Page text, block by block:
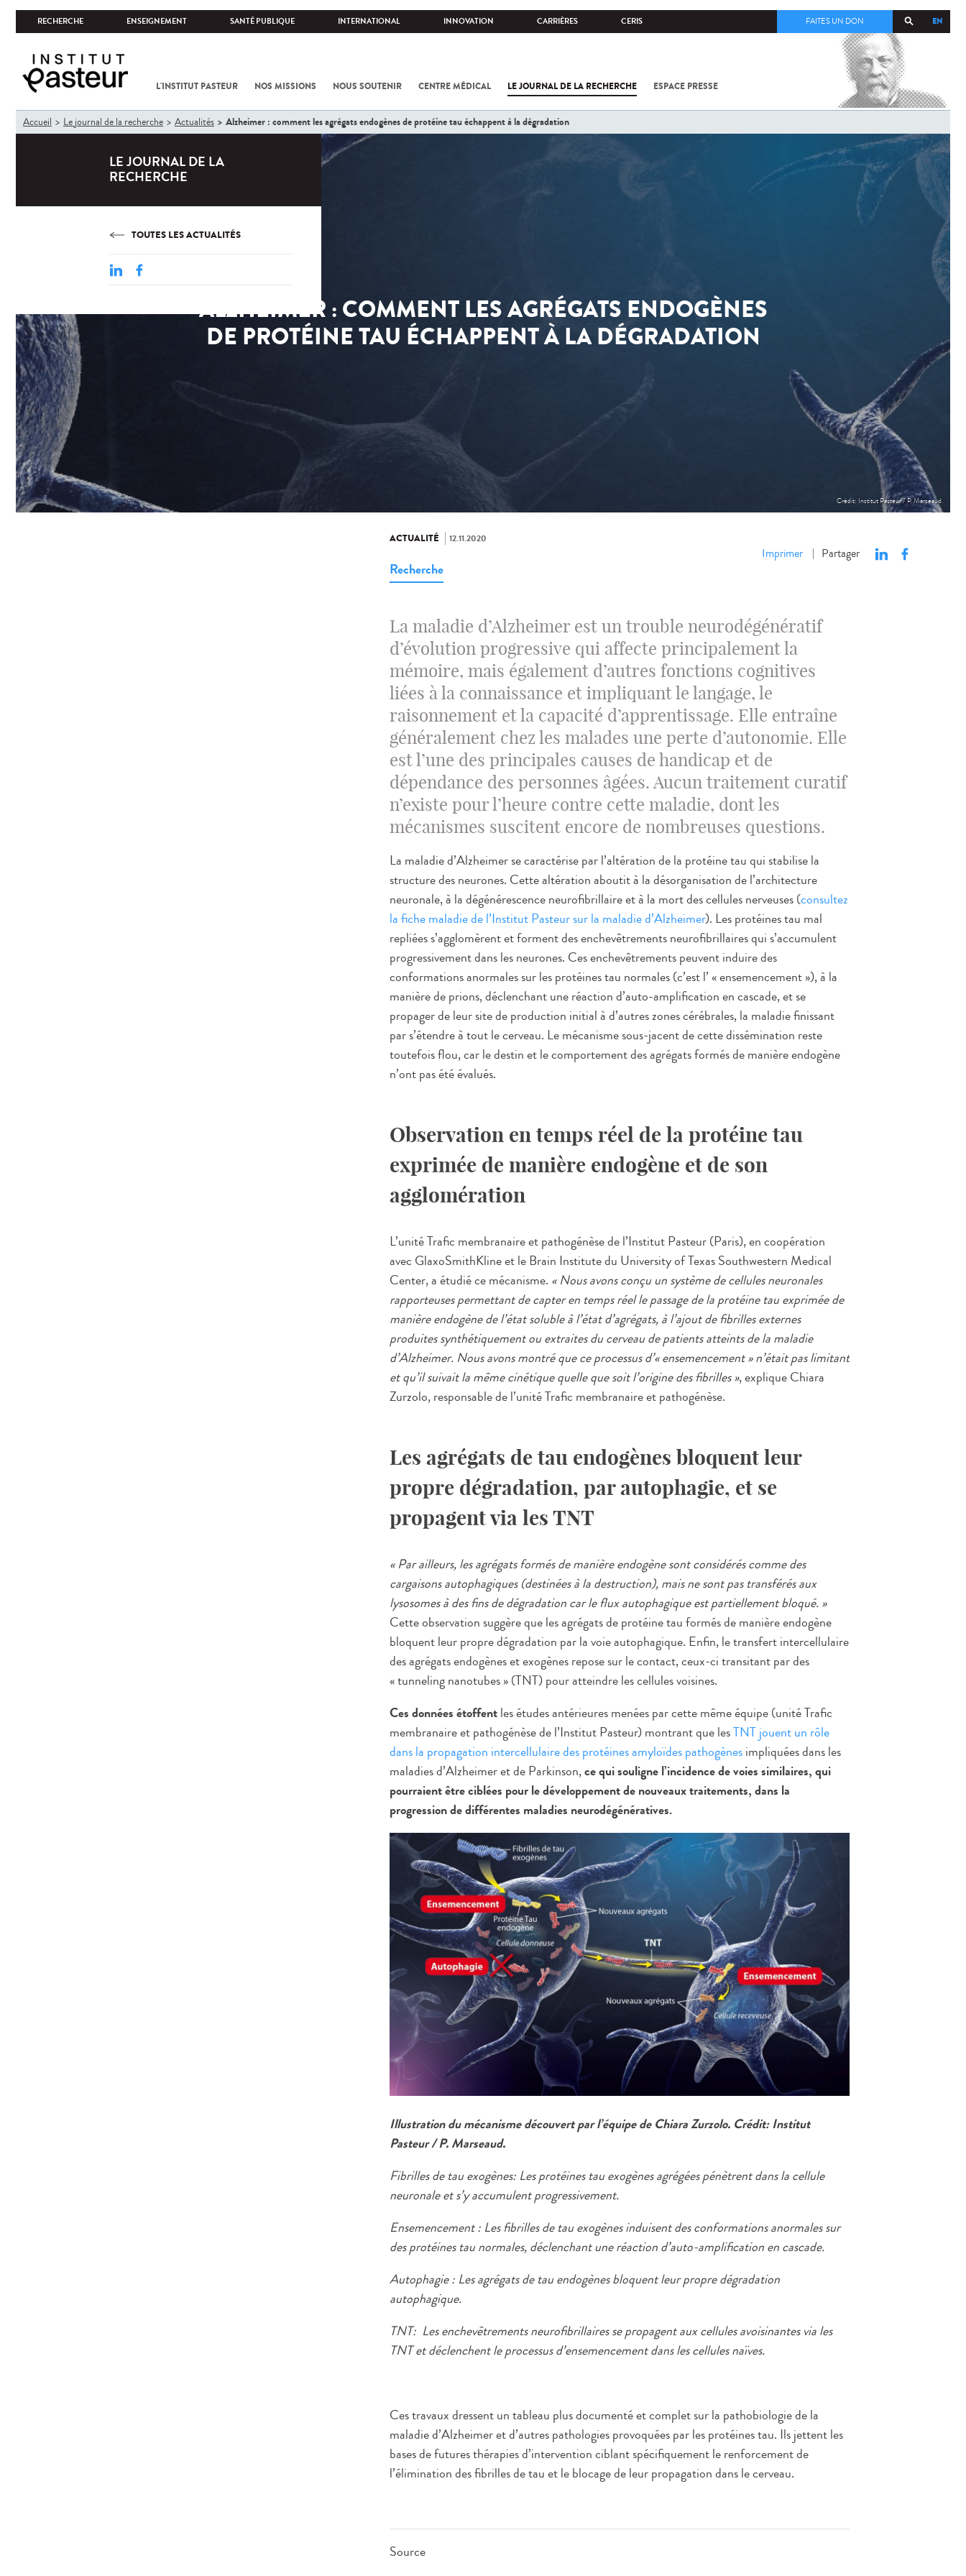
RECHERCHE ENSEIGNEMENT SANTÉ PUBLIQUE INTERNATIONAL INNOVATION CARRIÈRES CERIS EN
FAITES UN DON
L'INSTITUT PASTEUR NOS MISSIONS NOUS SOUTENIR CENTRE MÉDICAL LE JOURNAL DE LA RECHERCHE ESPACE PRESSE
COV-2 /
À
Vous
êtes
Accueil Le journal de la recherche Actualités Alzheimer : comment les agrégats endogènes de protéine tau échappent à la dégradation
LE JOURNAL DE LA
RECHERCHE
TOUTES LES ACTUALITÉS
ALZHEIMER : COMMENT LES AGRÉGATS ENDOGÈNES
DE PROTÉINE TAU ÉCHAPPENT À LA DÉGRADATION
Crédit: Institut Pasteur / P. Marseaud.
ACTUALITÉ 12.11.2020
Imprimer | Partager
Recherche
La maladie d’Alzheimer est un trouble neurodégénératif
d’évolution progressive qui affecte principalement la
mémoire, mais également d’autres fonctions cognitives
liées à la connaissance et impliquant le langage, le
raisonnement et la capacité d’apprentissage. Elle entraîne
généralement chez les malades une perte d’autonomie. Elle
est l’une des principales causes de handicap et de
dépendance des personnes âgées. Aucun traitement curatif
n’existe pour l’heure contre cette maladie, dont les
mécanismes suscitent encore de nombreuses questions.
La maladie d’Alzheimer se caractérise par l’altération de la protéine tau qui stabilise la
structure des neurones. Cette altération aboutit à la désorganisation de l’architecture
neuronale, à la dégénérescence neurofibrillaire et à la mort des cellules nerveuses (consultez
la fiche maladie de l’Institut Pasteur sur la maladie d’Alzheimer). Les protéines tau mal
repliées s’agglomèrent et forment des enchevêtrements neurofibrillaires qui s’accumulent
progressivement dans les neurones. Ces enchevêtrements peuvent induire des
conformations anormales sur les protéines tau normales (c’est l’ « ensemencement »), à la
manière de prions, déclenchant une réaction d’auto-amplification en cascade, et se
propager de leur site de production initial à d’autres zones cérébrales, la maladie finissant
par s’étendre à tout le cerveau. Le mécanisme sous-jacent de cette dissémination reste
toutefois flou, car le destin et le comportement des agrégats formés de manière endogène
n’ont pas été évalués.
Observation en temps réel de la protéine tau
exprimée de manière endogène et de son
agglomération
L’unité Trafic membranaire et pathogénèse de l’Institut Pasteur (Paris), en coopération
avec GlaxoSmithKline et le Brain Institute du University of Texas Southwestern Medical
Center, a étudié ce mécanisme. « Nous avons conçu un système de cellules neuronales
rapporteuses permettant de capter en temps réel le passage de la protéine tau exprimée de
manière endogène de l’état soluble à l’état d’agrégats, à l’ajout de fibrilles externes
produites synthétiquement ou extraites du cerveau de patients atteints de la maladie
d’Alzheimer. Nous avons montré que ce processus d’« ensemencement » n’était pas limitant
et qu’il suivait la même cinétique quelle que soit l’origine des fibrilles », explique Chiara
Zurzolo, responsable de l’unité Trafic membranaire et pathogénèse.
Les agrégats de tau endogènes bloquent leur
propre dégradation, par autophagie, et se
propagent via les TNT
« Par ailleurs, les agrégats formés de manière endogène sont considérés comme des
cargaisons autophagiques (destinées à la destruction), mais ne sont pas transférés aux
lysosomes à des fins de dégradation car le flux autophagique est partiellement bloqué. »
Cette observation suggère que les agrégats de protéine tau formés de manière endogène
bloquent leur propre dégradation par la voie autophagique. Enfin, le transfert intercellulaire
des agrégats endogènes et exogènes repose sur le contact, ceux-ci transitant par des
« tunneling nanotubes » (TNT) pour atteindre les cellules voisines.
Ces données étoffentles études antérieures menées par cette même équipe (unité Trafic
membranaire et pathogénèse de l’Institut Pasteur) montrant que lesTNT jouent un rôle
dans la propagation intercellulaire des protéines amyloïdes pathogènesimpliquées dans les
maladies d’Alzheimer et de Parkinson,ce qui souligne l’incidence de voies similaires, qui
pourraient être ciblées pour le développement de nouveaux traitements, dans la
progression de différentes maladies neurodégénératives.
Illustration du mécanisme découvert par l’équipe de Chiara Zurzolo. Crédit: Institut
Pasteur / P. Marseaud.
Fibrilles de tau exogènes: Les protéines tau exogènes agrégées pénètrent dans la cellule
neuronale et s’y accumulent progressivement.
Ensemencement : Les fibrilles de tau exogènes induisent des conformations anormales sur
des protéines tau normales, déclenchant une réaction d’auto-amplification en cascade.
Autophagie : Les agrégats de tau endogènes bloquent leur propre dégradation
autophagique.
TNT: Les enchevêtrements neurofibrillaires se propagent aux cellules avoisinantes via les
TNT et déclenchent le processus d’ensemencement dans les cellules naïves.
Ces travaux dressent un tableau plus documenté et complet sur la pathobiologie de la
maladie d’Alzheimer et d’autres pathologies provoquées par les protéines tau. Ils jettent les
bases de futures thérapies d’intervention ciblant spécifiquement le renforcement de
l’élimination des fibrilles de tau et le blocage de leur propagation dans le cerveau.
Source